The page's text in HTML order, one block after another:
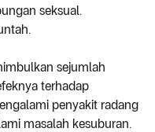
seksual.
sejumlah
terhadap
penyakit radang
masalah kesuburan.